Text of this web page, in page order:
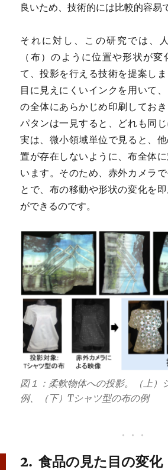
良いため、技術的には比較的容易
それに対し、この研究では、
（布）のように位置や形状が
て、投影を行える技術を提案し
目に見えにくいインクを用いて
の全体にあらかじめ印刷してお
パタンは一見すると、どれも同じ
実は、微小領域単位で見ると、
置が存在しないように、布全体
います。そのため、赤外カメラ
とで、布の移動や形状の変化を
ができるのです。
図１：柔軟物体への投影。（上）
例、（下）Tシャツ型の布の例
2. 食品の見た目の変化